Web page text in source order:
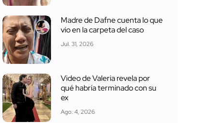
Madre de Dafne cuenta lo que
vio en la carpeta del caso
Jul. 31, 2026
Video de Valeria revela por
qué habría terminado con su
ex
Ago. 4, 2026